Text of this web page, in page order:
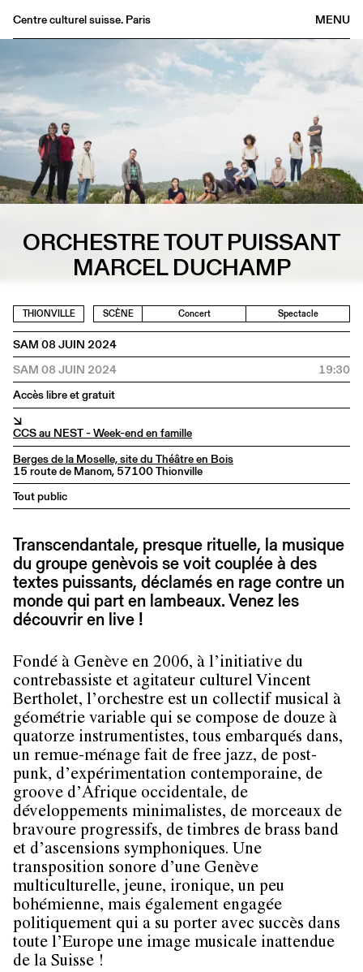
MENU
Centre culturel suisse. Paris
Librairie
Buvette
Archives
Médiathèque
Éditions
Informations
FR/EN
ORCHESTRE TOUT PUISSANT
MARCEL DUCHAMP
THIONVILLE SCÈNE Concert Spectacle
SAM 08 JUIN 2024
SAM 08 JUIN 2024
19:30
Accès libre et gratuit
↘
CCS au NEST - Week-end en famille
Berges de la Moselle, site du Théâtre en Bois
15 route de Manom, 57100 Thionville
Tout public
Transcendantale, presque rituelle, la musique
du groupe genèvois se voit couplée à des
textes puissants, déclamés en rage contre un
monde qui part en lambeaux. Venez les
découvrir en live !
Fondé à Genève en 2006, à l’initiative du
contrebassiste et agitateur culturel Vincent
Bertholet, l’orchestre est un collectif musical à
géométrie variable qui se compose de douze à
quatorze instrumentistes, tous embarqués dans,
un remue-ménage fait de free jazz, de post-
punk, d’expérimentation contemporaine, de
groove d’Afrique occidentale, de
développements minimalistes, de morceaux de
bravoure progressifs, de timbres de brass band
et d’ascensions symphoniques. Une
transposition sonore d’une Genève
multiculturelle, jeune, ironique, un peu
bohémienne, mais également engagée
politiquement qui a su porter avec succès dans
toute l’Europe une image musicale inattendue
de la Suisse !